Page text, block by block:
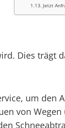
Jetzt
Dies trägt
um den
von